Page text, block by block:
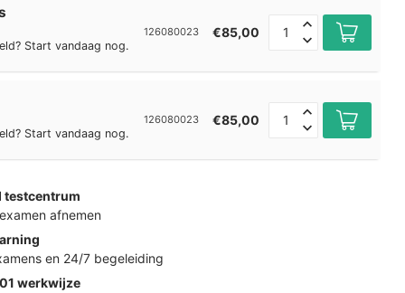
Start vandaag nog.
126080023 €85,00
Start vandaag nog.
126080023 €85,00
testcentrum
afnemen
en 24/7 begeleiding
werkwijze